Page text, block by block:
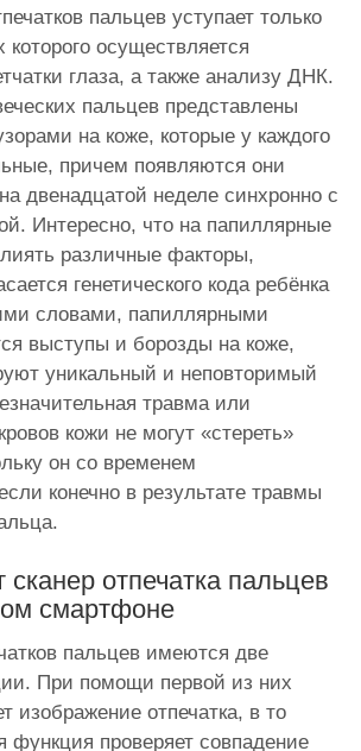
пальцев уступает только
которого осуществляется
глаза, а также анализу ДНК.
пальцев представлены
на коже, которые у каждого
причем появляются они
двенадцатой неделе синхронно с
Интересно, что на папиллярные
различные факторы,
генетического кода ребёнка
словами, папиллярными
выступы и борозды на коже,
уникальный и неповторимый
травма или
кожи не могут «стереть»
он со временем
конечно в результате травмы
сканер отпечатка пальцев
смартфоне
пальцев имеются две
При помощи первой из них
изображение отпечатка, в то
функция проверяет совпадение